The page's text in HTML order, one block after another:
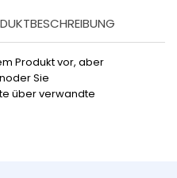
Produkt vor, aber
Sie
über verwandte